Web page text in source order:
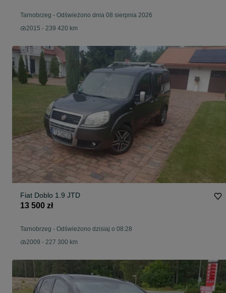
Tarnobrzeg - Odświeżono dnia 08 sierpnia 2026
2015 - 239 420 km
Fiat Doblo 1.9 JTD
13 500 zł
Tarnobrzeg - Odświeżono dzisiaj o 08:28
2009 - 227 300 km